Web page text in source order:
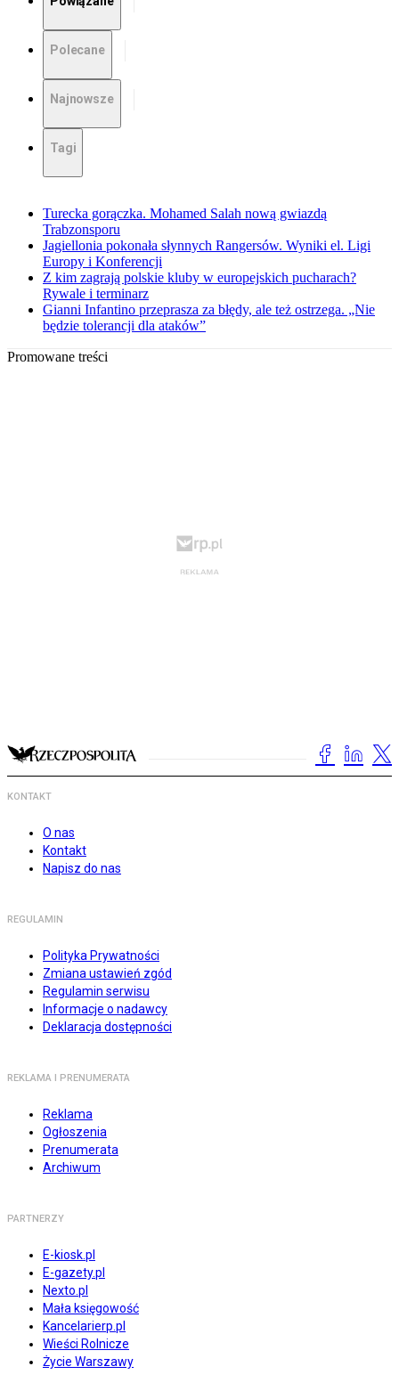
Polecane
Najnowsze
Tagi
Turecka gorączka. Mohamed Salah nową gwiazdą
Trabzonsporu
Jagiellonia pokonała słynnych Rangersów. Wyniki el. Ligi
Europy i Konferencji
Z kim zagrają polskie kluby w europejskich pucharach?
Rywale i terminarz
Gianni Infantino przeprasza za błędy, ale też ostrzega. „Nie
będzie tolerancji dla ataków”
Promowane treści
KONTAKT
O nas
Kontakt
Napisz do nas
REGULAMIN
Polityka Prywatności
Zmiana ustawień zgód
Regulamin serwisu
Informacje o nadawcy
Deklaracja dostępności
REKLAMA I PRENUMERATA
Reklama
Ogłoszenia
Prenumerata
Archiwum
PARTNERZY
E-kiosk.pl
E-gazety.pl
Nexto.pl
Mała księgowość
Kancelarierp.pl
Wieści Rolnicze
Życie Warszawy